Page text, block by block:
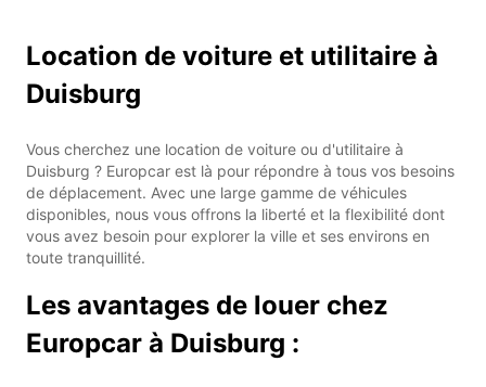
Location de voiture et utilitaire à
Duisburg
Vous cherchez une location de voiture ou d'utilitaire à
Duisburg ? Europcar est là pour répondre à tous vos besoins
de déplacement. Avec une large gamme de véhicules
disponibles, nous vous offrons la liberté et la flexibilité dont
vous avez besoin pour explorer la ville et ses environs en
toute tranquillité.
Les avantages de louer chez
Europcar à Duisburg :